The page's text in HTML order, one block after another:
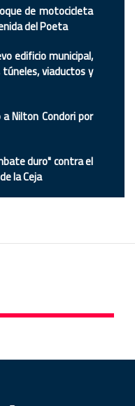
de motocicleta
del Poeta
edificio municipal,
viaductos y
Nilton Condori por
duro" contra el
la Ceja